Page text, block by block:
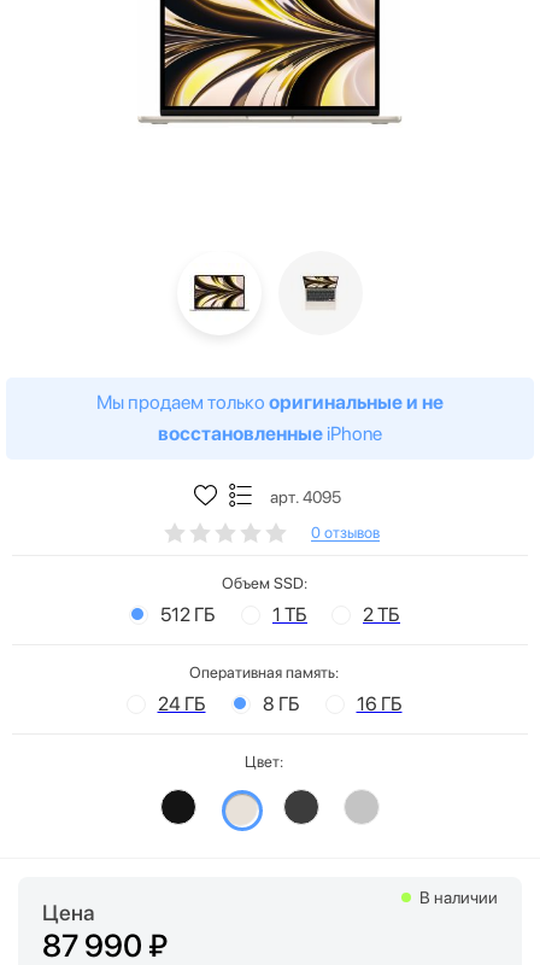
Мы продаем только оригинальные и не
восстановленные iPhone
арт. 4095
0 отзывов
Объем SSD:
512 ГБ 1 ТБ 2 ТБ
Оперативная память:
24 ГБ 8 ГБ 16 ГБ
Цвет:
Цена
87 990 ₽
В наличии